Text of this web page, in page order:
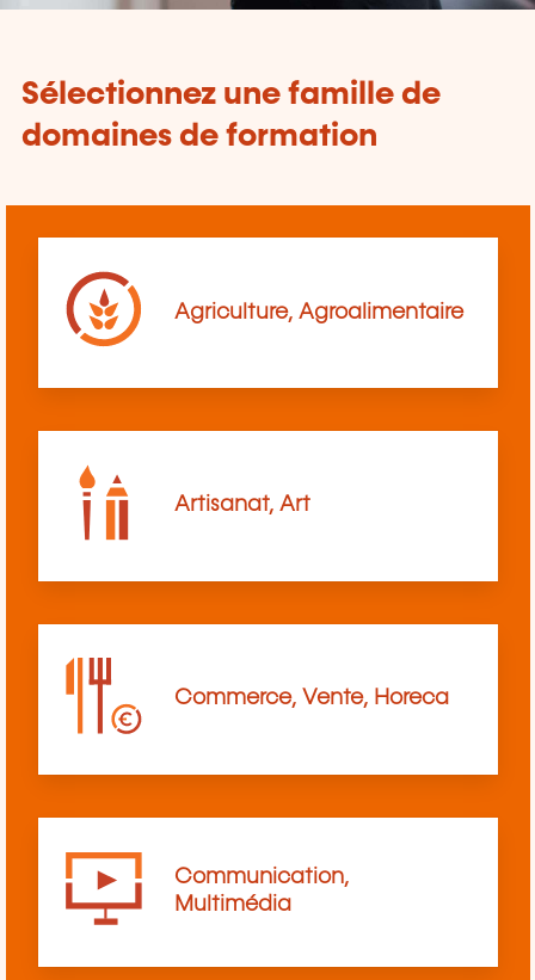
Sélectionnez une famille de
domaines de formation
Agriculture, Agroalimentaire
Artisanat, Art
Commerce, Vente, Horeca
Communication,
Multimédia